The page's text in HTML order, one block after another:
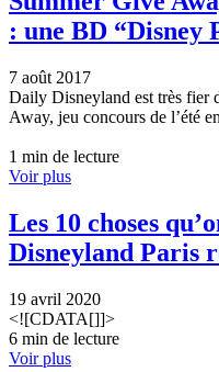
: une BD “Disney
7 août 2017
Daily Disneyland est très fier
Away, jeu concours de l’été
1 min de lecture
Voir plus
Les 10 choses
Disneyland Paris
19 avril 2020
<![CDATA[]]>
6 min de lecture
Voir plus